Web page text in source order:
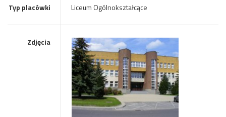
Typ placówki Liceum Ogólnokształcące
Zdjęcia